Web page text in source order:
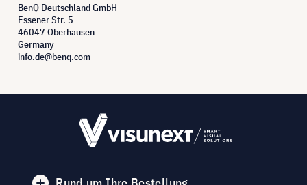
BenQ Deutschland GmbH
Essener Str. 5
46047 Oberhausen
Germany
info.de@benq.com